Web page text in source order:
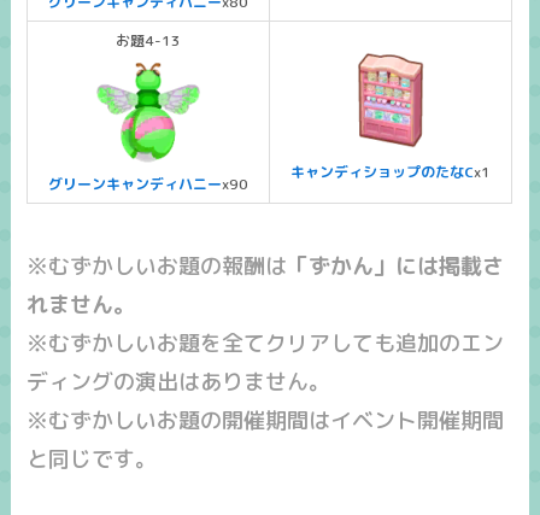
お題4-13
グリーンキャンディハニーx90
キャンディショップのたなCx1
※むずかしいお題の報酬は 「ずかん」には掲載さ
れません。
※むずかしいお題を全てクリアしても追加のエン
ディングの演出はありません。
※むずかしいお題の開催期間はイベント開催期間
と同じです。